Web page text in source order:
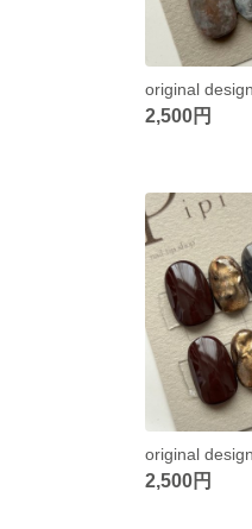
original
2,500円
original
2,500円